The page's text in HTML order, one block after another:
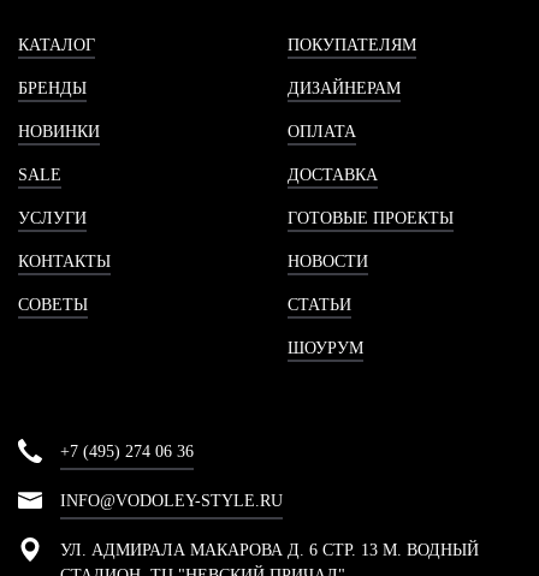
КАТАЛОГ
БРЕНДЫ
НОВИНКИ
SALE
УСЛУГИ
КОНТАКТЫ
СОВЕТЫ
ПОКУПАТЕЛЯМ
ДИЗАЙНЕРАМ
ОПЛАТА
ДОСТАВКА
ГОТОВЫЕ ПРОЕКТЫ
НОВОСТИ
СТАТЬИ
ШОУРУМ
+7 (495) 274 06 36
INFO@VODOLEY-STYLE.RU
УЛ. АДМИРАЛА МАКАРОВА Д. 6 СТР. 13 М. ВОДНЫЙ